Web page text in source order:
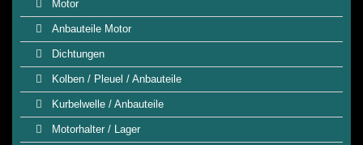
Motor
Anbauteile Motor
Dichtungen
Kolben / Pleuel / Anbauteile
Kurbelwelle / Anbauteile
Motorhalter / Lager